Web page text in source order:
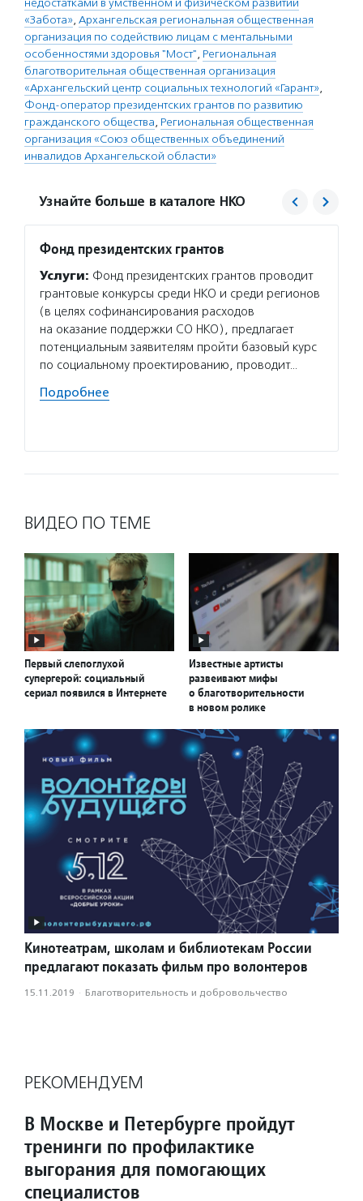
недостатками в умственном и физическом развитии
«Забота», Архангельская региональная общественная
организация по содействию лицам с ментальными
особенностями здоровья "Мост", Региональная
благотворительная общественная организация
«Архангельский центр социальных технологий «Гарант»,
Фонд-оператор президентских грантов по развитию
гражданского общества, Региональная общественная
организация «Союз общественных объединений
инвалидов Архангельской области»
Узнайте больше в каталоге НКО
Фонд президентских грантов
Услуги: Фонд президентских грантов проводит
грантовые конкурсы среди НКО и среди регионов
(в целях софинансирования расходов
на оказание поддержки СО НКО), предлагает
потенциальным заявителям пройти базовый курс
по социальному проектированию, проводит…
Подробнее
ВИДЕО ПО ТЕМЕ
Первый слепоглухой
супергерой: социальный
сериал появился в Интернете
Известные артисты
развеивают мифы
о благотворительности
в новом ролике
Кинотеатрам, школам и библиотекам России
предлагают показать фильм про волонтеров
15.11.2019 · Благотвори­тель­ность и доброволь­чест­во
РЕКОМЕНДУЕМ
В Москве и Петербурге пройдут
тренинги по профилактике
выгорания для помогающих
специалистов